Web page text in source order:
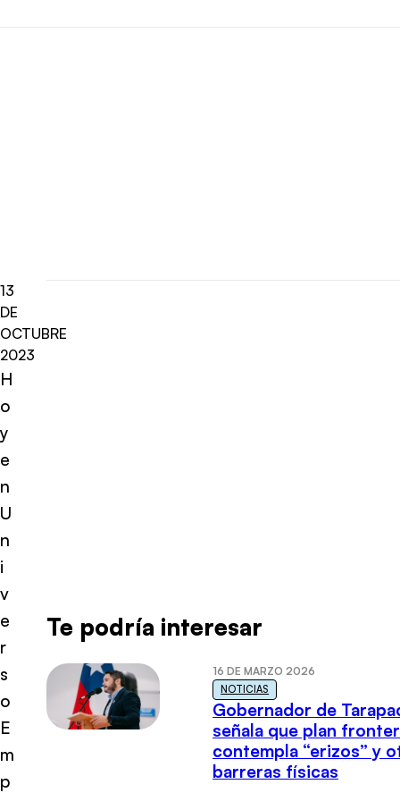
13
DE
OCTUBRE
2023
H
o
y
e
n
U
n
i
v
e
r
s
o
E
m
p
Te podría interesar
16 DE MARZO 2026
NOTICIAS
Gobernador de
señala que plan
contempla “erizos” y
barreras físicas